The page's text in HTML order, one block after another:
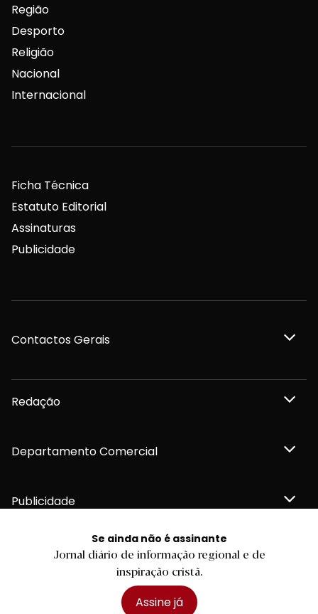
Se ainda não é assinante
Jornal diário de informação regional e de
inspiração cristã.
Assine já
Região
Desporto
Religião
Nacional
Internacional
Ficha Técnica
Estatuto Editorial
Assinaturas
Publicidade
Contactos Gerais
Redação
Departamento Comercial
Publicidade
Declaração de compromisso FSC®
Política de Confidencialidade